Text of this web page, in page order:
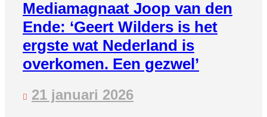
PODCASTS
AGENDA
LUCHTKWALITEIT
Mediamagnaat Joop van den
Ende: ‘Geert Wilders is het
ergste wat Nederland is
overkomen. Een gezwel’
21 januari 2026